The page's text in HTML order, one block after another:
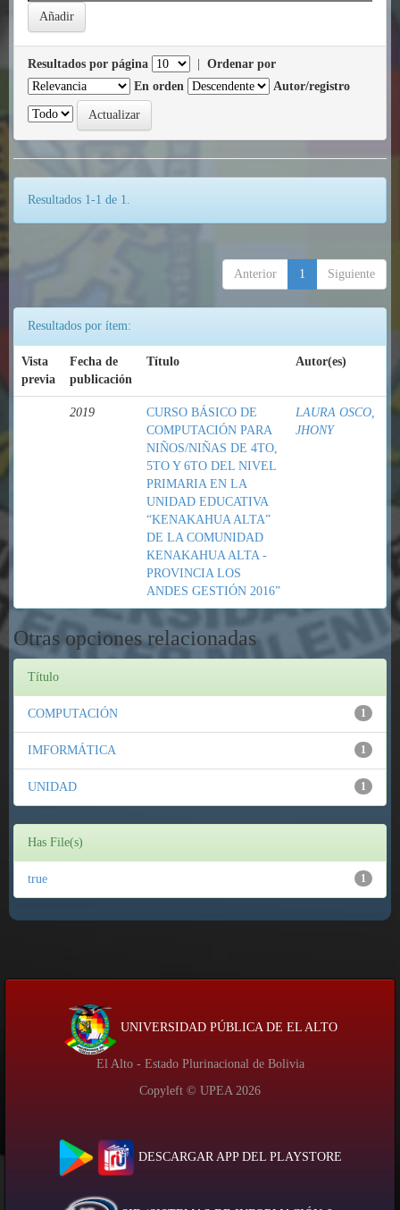
Resultados por página
Ordenar por
En orden
Autor/registro
Resultados 1-1 de 1.
Anterior 1 Siguiente
Resultados por ítem:
Vista
previa
Fecha de
publicación
Título Autor(es)
2019
CURSO BÁSICO DE
COMPUTACIÓN PARA
NIÑOS/NIÑAS DE 4TO,
5TO Y 6TO DEL NIVEL
PRIMARIA EN LA
UNIDAD EDUCATIVA
“KENAKAHUA ALTA”
DE LA COMUNIDAD
KENAKAHUA ALTA -
PROVINCIA LOS
ANDES GESTIÓN 2016”
LAURA OSCO,
JHONY
Otras opciones relacionadas
Título
1
COMPUTACIÓN
1
IMFORMÁTICA
1
UNIDAD
Has File(s)
1
true
UNIVERSIDAD PÚBLICA DE EL ALTO
El Alto - Estado Plurinacional de Bolivia
Copyleft © UPEA 2026
DESCARGAR APP DEL PLAYSTORE